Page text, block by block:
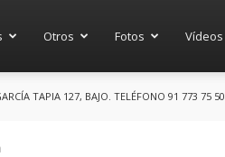
Otros Fotos Vídeos
TAPIA 127, BAJO. TELÉFONO 91 773 75 50